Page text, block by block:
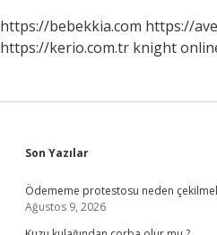
https://bebekkia.com https://
https://kerio.com.tr knight
Sidebar
Son Yazılar
Ödememe protestosu neden
Ağustos 9, 2026